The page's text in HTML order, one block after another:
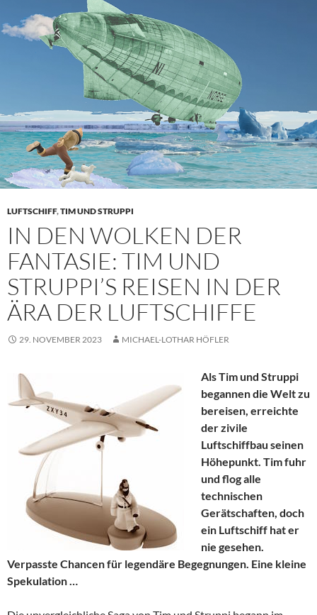
LUFTSCHIFF,TIM UND STRUPPI
IN DEN WOLKEN DER
FANTASIE: TIM UND
STRUPPI’S REISEN IN DER
ÄRA DER LUFTSCHIFFE
29. NOVEMBER 2023 MICHAEL-LOTHAR HÖFLER
Als Tim und Struppi
begannen die Welt zu
bereisen, erreichte
der zivile
Luftschiffbau seinen
Höhepunkt. Tim fuhr
und flog alle
technischen
Gerätschaften, doch
ein Luftschiff hat er
nie gesehen.
Verpasste Chancen für legendäre Begegnungen. Eine kleine
Spekulation …